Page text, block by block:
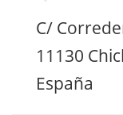
C/
11130
España